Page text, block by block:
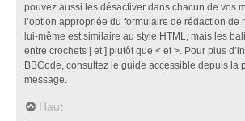
pouvez aussi les désactiver dans chacun de vos
l’option appropriée du formulaire de rédaction de
lui-même est similaire au style HTML, mais les
entre crochets [ et ] plutôt que < et >. Pour plus
BBCode, consultez le guide accessible depuis la
message.
Haut